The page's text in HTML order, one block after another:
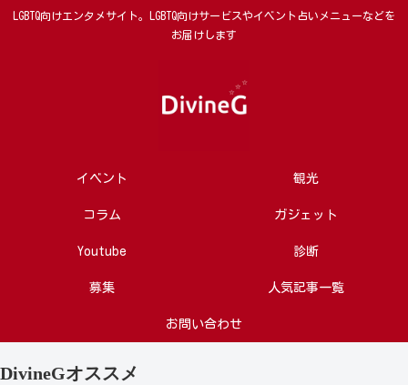
LGBTQ向けエンタメサイト。LGBTQ向けサービスやイベント占いメニューなどを
お届けします
イベント 観光
コラム ガジェット
Youtube 診断
募集 人気記事一覧
お問い合わせ
DivineGオススメ